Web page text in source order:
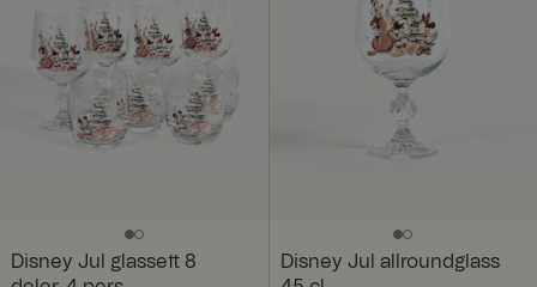
Disney Jul glassett 8
Disney Jul allroundglass